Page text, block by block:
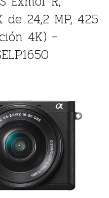
de 24,2 MP, 425
4K) –